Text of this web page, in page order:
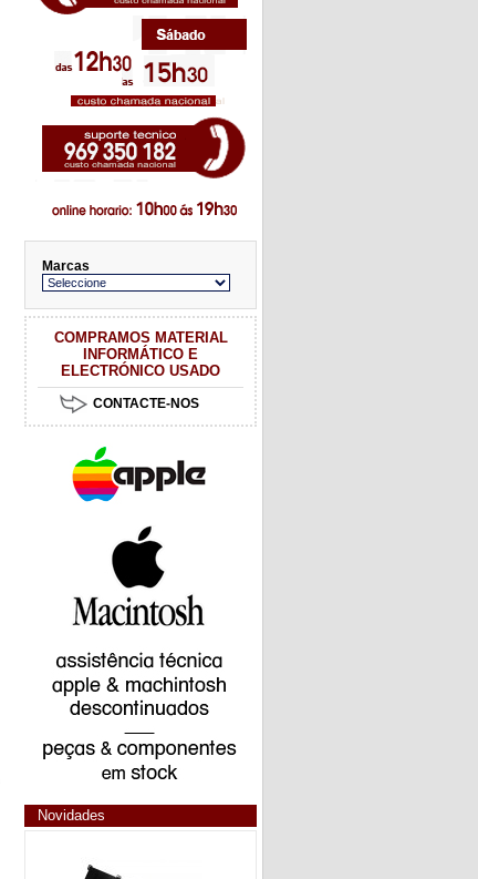
Marcas
COMPRAMOS MATERIAL
INFORMÁTICO E
ELECTRÓNICO USADO
CONTACTE-NOS
Novidades